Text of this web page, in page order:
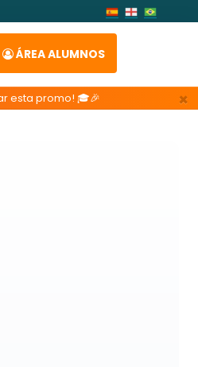
ÁREA ALUMNOS
×
esta promo! 🎓🎉